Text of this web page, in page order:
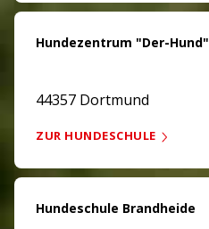
Hundezentrum "Der-Hund"
44357 Dortmund
ZUR HUNDESCHULE
Hundeschule Brandheide